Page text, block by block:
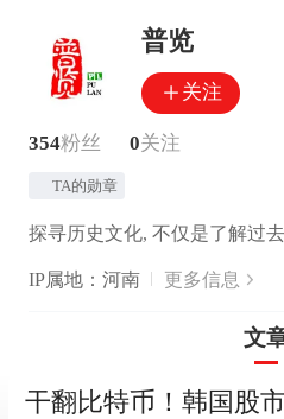
普览
关注
354粉丝 0关注
TA的勋章
探寻历史文化, 不仅是了解过
IP属地：河南 更多信息
文
干翻比特币！韩国股